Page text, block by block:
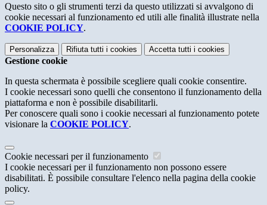
Questo sito o gli strumenti terzi da questo utilizzati si avvalgono di
cookie necessari al funzionamento ed utili alle finalità illustrate nella
COOKIE POLICY.
Personalizza Rifiuta tutti i cookies Accetta tutti i cookies
Gestione cookie
In questa schermata è possibile scegliere quali cookie consentire.
I cookie necessari sono quelli che consentono il funzionamento della
piattaforma e non è possibile disabilitarli.
Per conoscere quali sono i cookie necessari al funzionamento potete
visionare la COOKIE POLICY.
Cookie necessari per il funzionamento
I cookie necessari per il funzionamento non possono essere
disabilitati. È possibile consultare l'elenco nella pagina della cookie
policy.